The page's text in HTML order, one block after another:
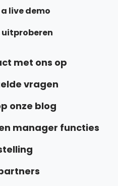
live demo
met ons op
vragen
onze blog
manager functies